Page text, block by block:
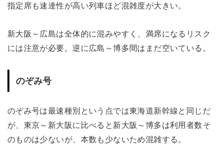
指定席も速達性が高い列車ほど混雑度が大きい。
新大阪～広島は全体的に混みやすく、満席になるリスク
には注意が必要。逆に広島～博多間はまだ空いている。
のぞみ号
のぞみ号は最速種別という点では東海道新幹線と同じだ
が、東京～新大阪に比べると新大阪～博多は利用者数そ
のものは少ないが、本数も少ないため混雑する。